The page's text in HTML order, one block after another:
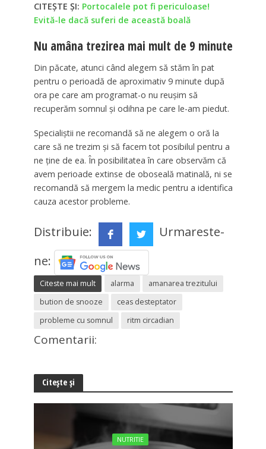
CITEȘTE ȘI: Portocalele pot fi periculoase!
Evită-le dacă suferi de această boală
Nu amâna trezirea mai mult de 9 minute
Din păcate, atunci când alegem să stăm în pat
pentru o perioadă de aproximativ 9 minute după
ora pe care am programat-o nu reuşim să
recuperăm somnul şi odihna pe care le-am piedut.
Specialiştii ne recomandă să ne alegem o oră la
care să ne trezim şi să facem tot posibilul pentru a
ne ţine de ea. În posibilitatea în care observăm că
avem perioade extinse de oboseală matinală, ni se
recomandă să mergem la medic pentru a identifica
cauza acestor probleme.
Distribuie:
Urmareste-
ne:
Citeste mai mult alarma
amanarea trezitului
bution de snooze
ceas desteptator
probleme cu somnul
ritm circadian
Comentarii:
Citește și
NUTRITIE